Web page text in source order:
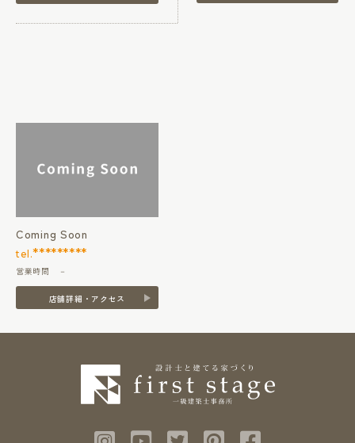
Coming Soon
tel.*********
営業時間 －
店舗詳細・アクセス